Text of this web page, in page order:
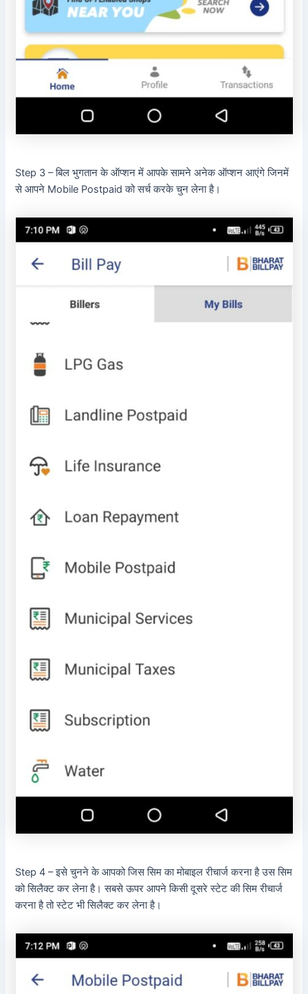
Step 3 – बिल भुगतान के ऑप्शन में आपके सामने अनेक ऑप्शन आएंगे जिनमें
से आपने Mobile Postpaid को सर्च करके चुन लेना है।
Step 4 – इसे चुनने के आपको जिस सिम का मोबाइल रीचार्ज करना है उस सिम
को सिलैक्ट कर लेना है। सबसे ऊपर आपने किसी दूसरे स्टेट की सिम रीचार्ज
करना है तो स्टेट भी सिलैक्ट कर लेना है।